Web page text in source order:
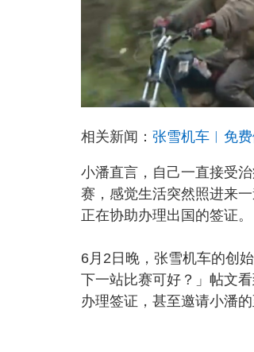
相关新闻： 张雪机车︱免
小潘直言，自己一直接受
赛，感觉生活突然照进来
正在协助办理出国的签证。
6月2日晚，张雪机车的创
下一站比赛可好？」帖文
办理签证，甚至邀请小潘的